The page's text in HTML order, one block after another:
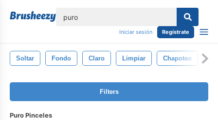
Iniciar sesión Regístrate
Soltar Fondo Claro Limpiar Chapoteo
Filters
Puro Pinceles